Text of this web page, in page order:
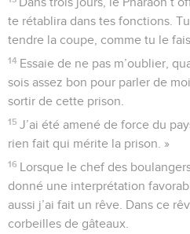
te rétablira dans tes fonctions.
tendre la coupe, comme tu le
14 Essaie de ne pas m’oublier,
sois assez bon pour parler de
sortir de cette prison.
15 J’ai été amené de force du
rien fait qui mérite la prison. »
16 Lorsque le chef des
donné une interprétation
aussi j’ai fait un rêve. Dans ce
corbeilles de gâteaux.